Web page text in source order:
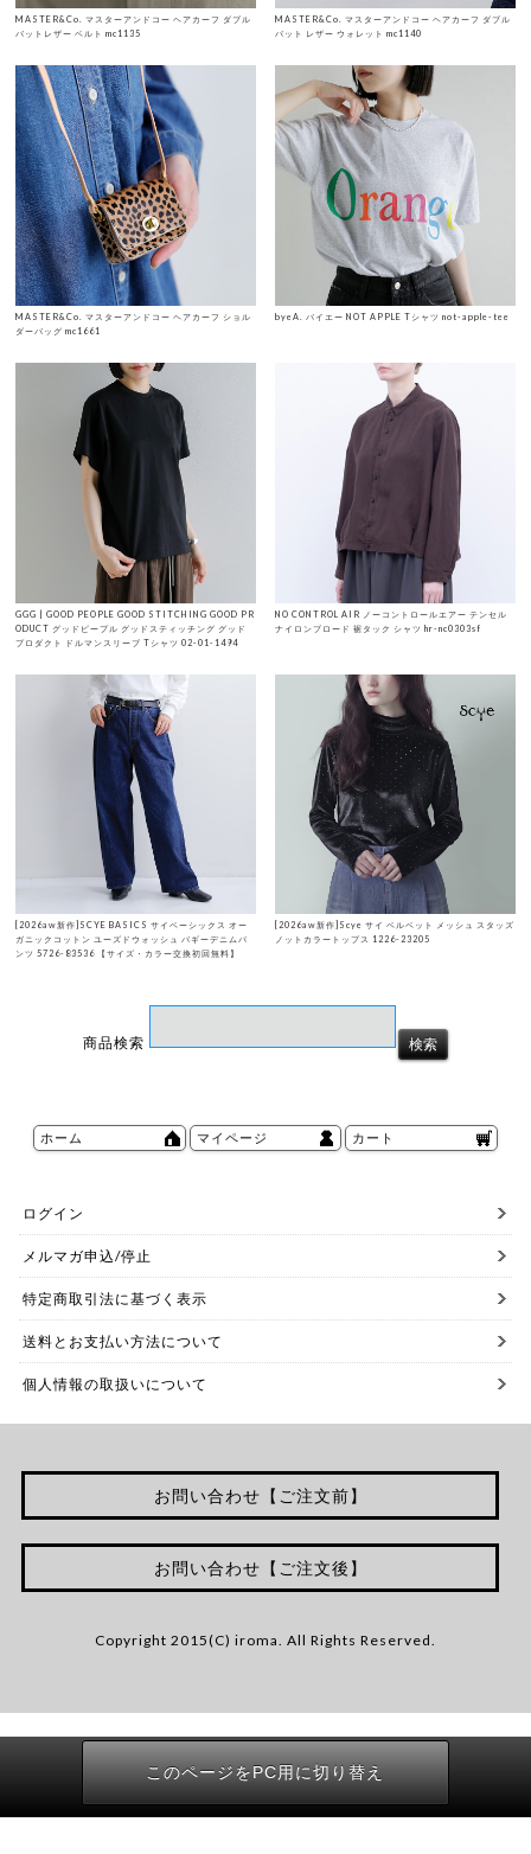
MASTER&Co. マスターアンドコー ヘアカーフ ダブル
バットレザー ベルト mc1135
MASTER&Co. マスターアンドコー ヘアカーフ ダブル
バット レザー ウォレット mc1140
MASTER&Co. マスターアンドコー ヘアカーフ ショル
ダーバッグ mc1661
byeA. バイエー NOT APPLE Tシャツ not-apple-tee
GGG | GOOD PEOPLE GOOD STITCHING GOOD PR
ODUCT グッドピープル グッドスティッチング グッド
プロダクト ドルマンスリーブ Tシャツ 02-01-1494
NO CONTROL AIR ノーコントロールエアー テンセル
ナイロンブロード 裾タック シャツ hr-nc0303sf
[2026aw新作]SCYE BASICS サイベーシックス オー
ガニックコットン ユーズドウォッシュ バギーデニムパ
ンツ 5726-83536 【サイズ・カラー交換初回無料】
[2026aw新作]Scye サイ ベルベット メッシュ スタッズ
ノットカラートップス 1226-23205
商品検索
ホーム マイページ カート
ログイン
メルマガ申込/停止
特定商取引法に基づく表示
送料とお支払い方法について
個人情報の取扱いについて
お問い合わせ【ご注文前】
お問い合わせ【ご注文後】
Copyright 2015(C) iroma. All Rights Reserved.
このページをPC用に切り替え